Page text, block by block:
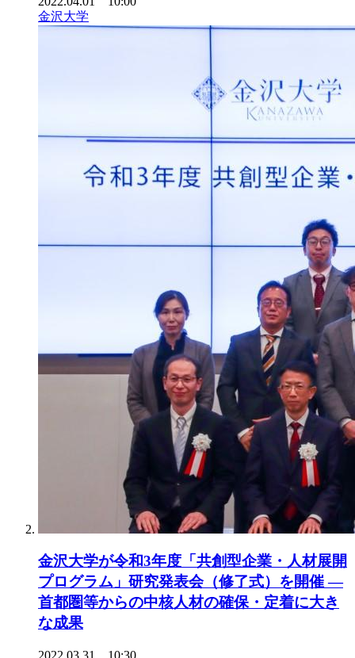
金沢大学
金沢大学が令和3年度「共創型企業・人材展開
プログラム」研究発表会（修了式）を開催 —
首都圏等からの中核人材の確保・定着に大き
な成果
2022.03.31 10:30